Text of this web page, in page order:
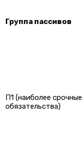
Группа пассивов
П1 (наиболее срочные
обязательства)